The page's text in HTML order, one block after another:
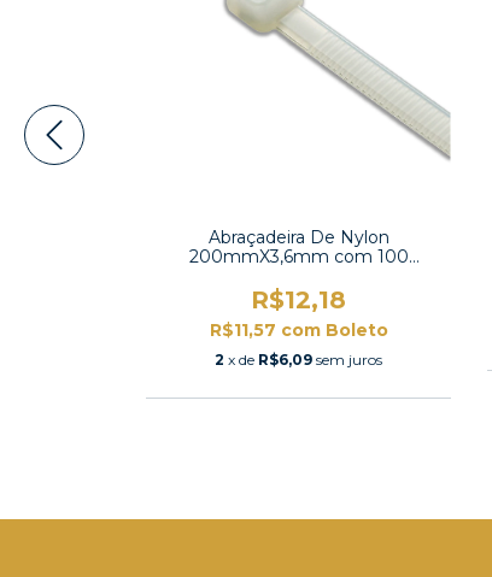
Abraçadeira De Nylon
200mmX3,6mm com 100
R$12,18
R$11,57 com Boleto
2 x de R$6,09 sem juros